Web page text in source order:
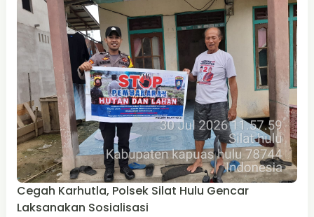
Cegah Karhutla, Polsek Silat Hulu Gencar
Laksanakan Sosialisasi